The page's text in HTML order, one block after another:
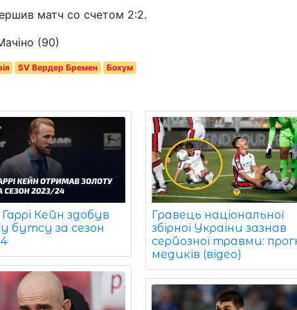
матч со счетом 2:2.
(90)
SV Вердер Бремен Бохум
Кейн здобув
бутсу за сезон
Гравець національної
збірної України зазнав
серйозної травми:
медиків (відео)